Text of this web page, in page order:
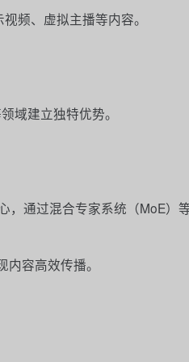
频、虚拟主播等内容。
域建立独特优势。
，通过混合专家系统（MoE）
容高效传播。